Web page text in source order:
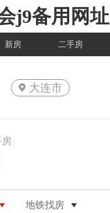
j9备用网址
新房 二手房
大连市
地铁找房